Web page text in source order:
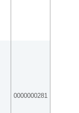
0000000281